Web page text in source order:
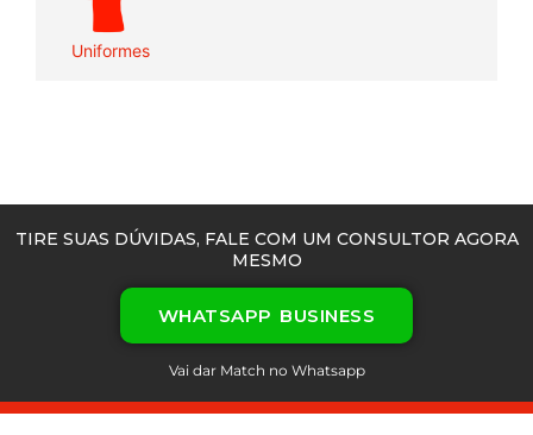
Uniformes
TIRE SUAS DÚVIDAS, FALE COM UM CONSULTOR AGORA
MESMO
WHATSAPP BUSINESS
Vai dar Match no Whatsapp